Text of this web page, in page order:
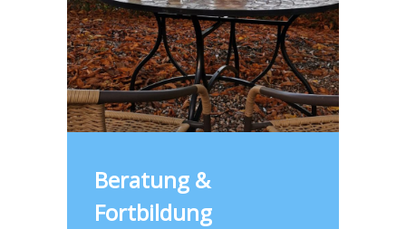
Beratung &
Fortbildung